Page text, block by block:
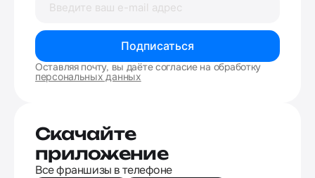
Подписаться
Оставляя почту, вы даёте согласие на обработку
персональных данных
Скачайте
приложение
Все франшизы в телефоне